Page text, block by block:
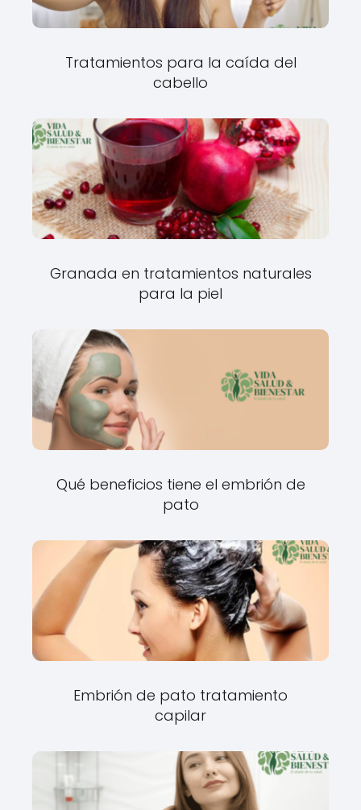
Tratamientos para la caída del
cabello
Granada en tratamientos naturales
para la piel
Qué beneficios tiene el embrión de
pato
Embrión de pato tratamiento
capilar